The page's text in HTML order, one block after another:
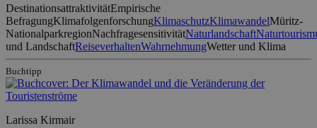
DestinationsattraktivitätEmpirische
BefragungKlimafolgenforschungKlimaschutzKlimawandelMüritz-
NationalparkregionNachfragesensitivitätNaturlandschaft
und LandschaftReiseverhaltenWahrnehmungWetter und Klima
Buchtipp
Larissa Kirmair